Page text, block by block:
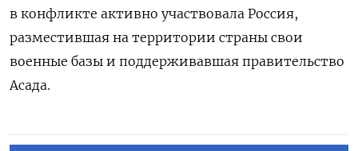
в конфликте активно участвовала Россия,
разместившая на территории страны свои
военные базы и поддерживавшая правительство
Асада.